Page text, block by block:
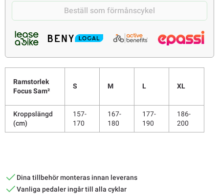
Beställ som förmånscykel
Ramstorlek
Focus Sam²
S M L XL
Kroppslängd
(cm)
157-
170
167-
180
177-
190
186-
200
Dina tillbehör monteras innan leverans
Vanliga pedaler ingår till alla cyklar